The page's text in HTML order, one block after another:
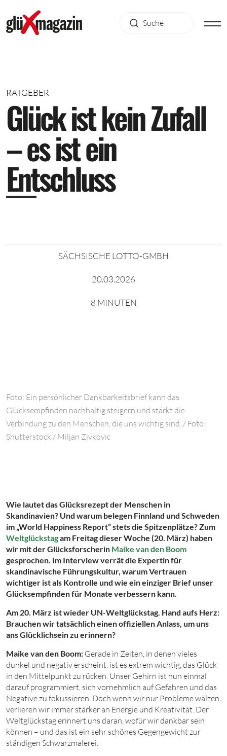
RATGEBER
GlückistkeinZufall
–esistein
Entschluss
SÄCHSISCHE LOTTO-GMBH
20.03.2026
8 MINUTEN
Foto: Ein persönlicher Dankbarkeitsbrief kann das
Glücksempfinden nachhaltig steigern und stärkt die
Verbindung zu den Menschen, die uns wichtig sind. / Foto:
Shutterstock / Miljan Zivkovic
Wie lautet das Glücksrezept der Menschen in
Skandinavien? Und warum belegen Finnland und Schweden
im „World Happiness Report“ stets die Spitzenplätze? Zum
Weltglückstagam Freitag dieser Woche (20. März) haben
wir mit der Glücksforscherin Maike van den Boom
gesprochen. Im Interview verrät die Expertin für
skandinavische Führungskultur, warum Vertrauen
wichtiger ist als Kontrolle und wie ein einziger Brief unser
Glücksempfinden für Monate verbessern kann.
Am 20. März ist wieder UN-Weltglückstag. Hand aufs Herz:
Brauchen wir tatsächlich einen offiziellen Anlass, um uns
ans Glücklichsein zu erinnern?
Maike van den Boom: Gerade in Zeiten, in denen vieles
dunkel und negativ erscheint, ist es extrem wichtig, das Glück
in den Mittelpunkt zu rücken. Unser Gehirn ist nun einmal
darauf programmiert, sich vornehmlich auf Gefahren und das
Negative zu fokussieren. Doch wenn wir nur Probleme wälzen,
verlieren wir immer stärker an Energie und Kreativität. Der
Weltglückstag erinnert uns daran, wofür wir dankbar sein
können – und das ist ein sehr schönes Gegengewicht zur
ständigen Schwarzmalerei.